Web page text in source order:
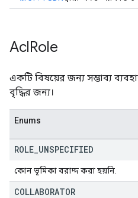
AclRole
একটি বিষয়ের জন্য সম্ভাব্য
বৃদ্ধির জন্য।
Enums
ROLE UNSPECIFIED
কোন ভূমিকা বরাদ্দ করা হয়নি.
COLLABORATOR